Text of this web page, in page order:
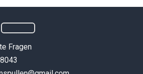
Fragen